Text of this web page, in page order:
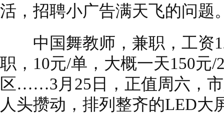
活，招聘小广告满天飞的问题
中国舞教师，兼职，工资
职，10元/单，大概一天150元
区……3月25日，正值周六，
人头攒动，排列整齐的LED大